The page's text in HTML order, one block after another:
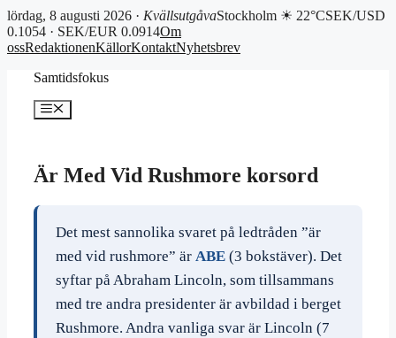
lördag, 8 augusti 2026 · KvällsutgåvaStockholm ☀ 22°CSEK/USD
0.1054 · SEK/EUR 0.0914Om
ossRedaktionenKällorKontaktNyhetsbrev
Samtidsfokus
Meny
Är Med Vid Rushmore korsord
Det mest sannolika svaret på ledtråden ”är
med vid rushmore” är ABE(3 bokstäver). Det
syftar på Abraham Lincoln, som tillsammans
med tre andra presidenter är avbildad i berget
Rushmore. Andra vanliga svar är Lincoln (7